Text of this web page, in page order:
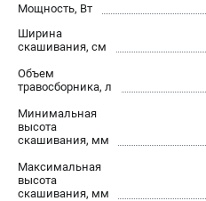
Газонокосилки
Принадлежности и аксессуары
Садовые райдеры
Средства защиты
Триммеры и мотокосы
Мощность, Вт
Ширина
скашивания, см
Объем
травосборника, л
Минимальная
высота
скашивания, мм
Максимальная
высота
скашивания, мм